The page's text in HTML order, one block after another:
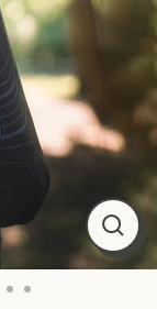
Close
(esc)